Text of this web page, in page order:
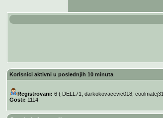
Korisnici aktivni u poslednjih 10 minuta
Registrovani: 6 ( DELL71 ,darkokovacevic018 ,coolmatej31
Gosti: 1114